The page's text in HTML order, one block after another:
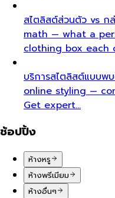
สไตลิสต์ส่วนตัว vs ก
math — what a
clothing box each
บริการสไตลิสต์แบบพ
online styling —
Get expert…
ช้อปปิ้ง
ห้างหรู
ห้างพรีเมียม
ห้างอื่นๆ